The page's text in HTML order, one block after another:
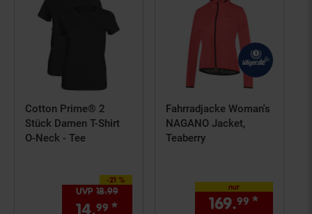
Cotton Prime® 2
Stück Damen T-Shirt
O-Neck - Tee
-21 %
Sie Sparen 21 Prozent,
UVP 18.99
14.99 * Aktueller Preis: 14,
Fahrradjacke Woman's
NAGANO Jacket,
Teaberry
nur
169.99 *